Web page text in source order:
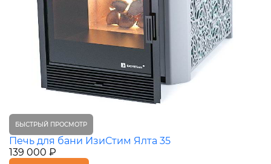
БЫСТРЫЙ ПРОСМОТР
Печь для бани ИзиСтим Ялта 35
139 000 ₽